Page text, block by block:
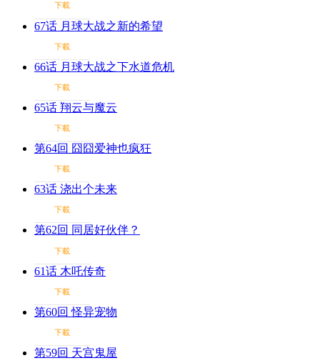
下載
67话 月球大战之新的希望
下載
66话 月球大战之下水道危机
下載
65话 翔云与魔云
下載
第64回 囧囧爱神也疯狂
下載
63话 浇出个未来
下載
第62回 同居好伙伴？
下載
61话 木吒传奇
下載
第60回 怪异宠物
下載
第59回 天宫鬼屋